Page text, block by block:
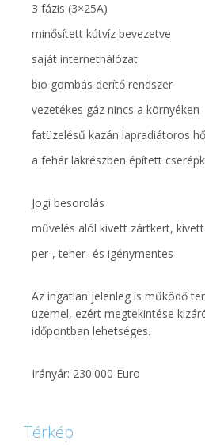
3 fázis (3×25A)
minősített kútvíz bevezetve
saját internethálózat
bio gombás derítő rendszer
vezetékes gáz nincs a környéken
fatüzelésű kazán lapradiátoros
a fehér lakrészben épített
Jogi besorolás
művelés alól kivett zártkert,
per-, teher- és igénymentes
Az ingatlan jelenleg is működő
üzemel, ezért megtekintése
időpontban lehetséges.
Irányár: 230.000 Euro
Térkép